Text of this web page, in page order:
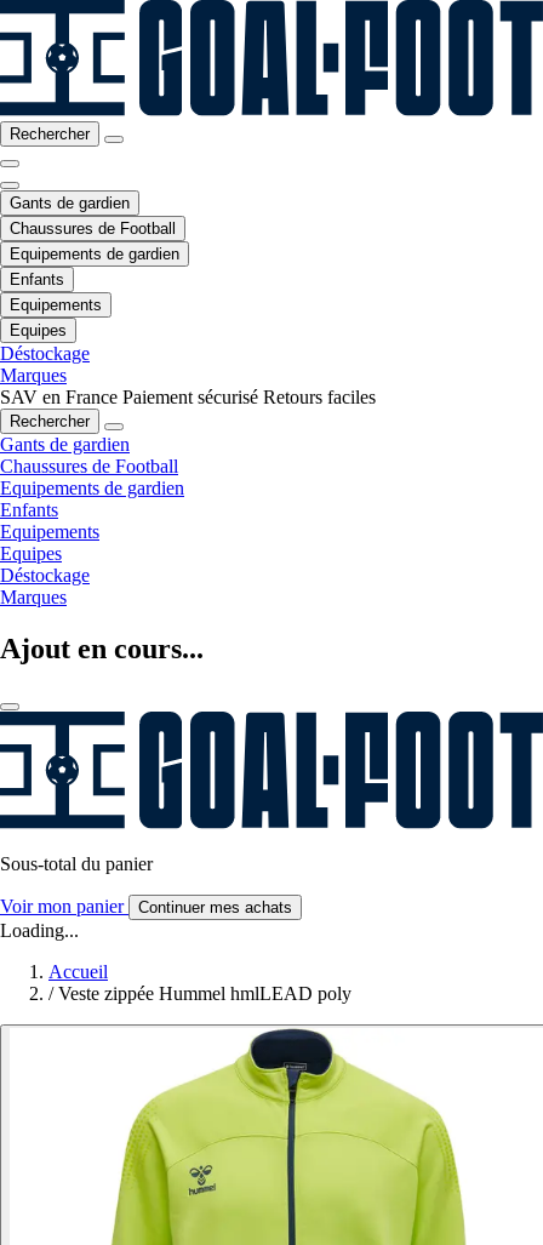
Rechercher
Gants de gardien
Chaussures de Football
Equipements de gardien
Enfants
Equipements
Equipes
Déstockage
Marques
SAV en France Paiement sécurisé Retours faciles
Rechercher
Gants de gardien
Chaussures de Football
Equipements de gardien
Enfants
Equipements
Equipes
Déstockage
Marques
Ajout en cours...
Sous-total du panier
Voir mon panier Continuer mes achats
Loading...
Accueil
/ Veste zippée Hummel hmlLEAD poly